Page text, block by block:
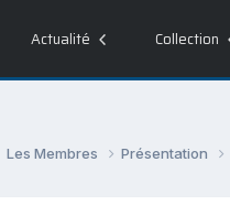
Actualité Collection
Les Membres Présentation